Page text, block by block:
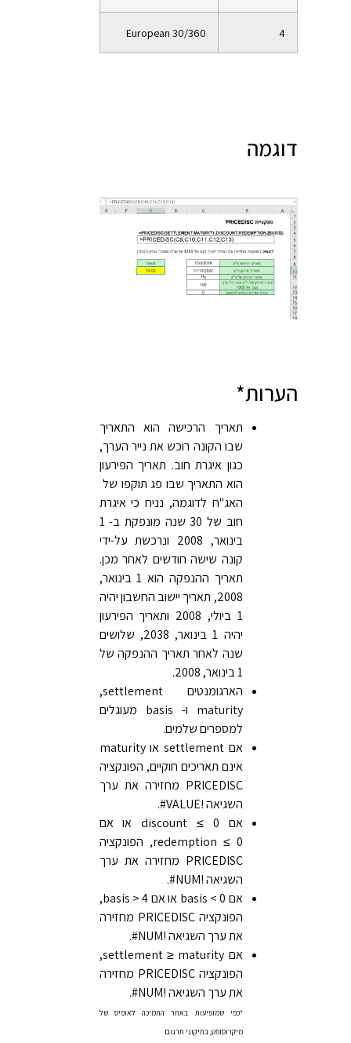
4
European 30/360
דוגמה
הערות*
תאריך הרכישה הוא התאריך
שבו הקונה רוכש את נייר הערך,
כגון איגרת חוב. תאריך הפירעון
הוא התאריך שבו פג תוקפו של
האג"ח לדוגמה, נניח כי איגרת
חוב של 30 שנה מונפקת ב- 1
בינואר, 2008 ונרכשת על-ידי
קונה שישה חודשים לאחר מכן.
תאריך ההנפקה הוא 1 בינואר,
2008, תאריך יישוב החשבון יהיה
1 ביולי, 2008 ותאריך הפירעון
יהיה 1 בינואר, 2038, שלושים
שנה לאחר תאריך ההנפקה של
1 בינואר, 2008.
הארגומנטים settlement,‏
maturity ו- basis מעוגלים
למספרים שלמים.
אם settlement או maturity
אינם תאריכים חוקיים, הפונקציה
PRICEDISC מחזירה את ערך
השגיאה ‎#VALUE!‎.
אם discount ≤ 0 או אם
redemption ≤ 0, הפונקציה
PRICEDISC מחזירה את ערך
השגיאה ‎#NUM!‎.
אם basis < 0 או אם basis > 4,
הפונקציה PRICEDISC מחזירה
את ערך השגיאה ‎#NUM!‎.
אם settlement ≥ maturity,
הפונקציה PRICEDISC מחזירה
את ערך השגיאה ‎#NUM!‎.
*כפי שמופיעות באתר התמיכה לאופיס של
מיקרוסופט, בתיקוני תרגום